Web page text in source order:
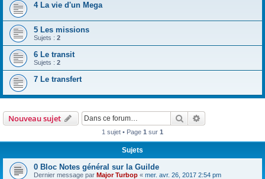
4 La vie d'un Mega
5 Les missions
Sujets : 2
6 Le transit
Sujets : 2
7 Le transfert
Nouveau sujet Rechercher
1 sujet • Page 1 sur 1
Sujets
0 Bloc Notes général sur la Guilde
Dernier message par Major Turbop « mer. avr. 26, 2017 2:54 pm